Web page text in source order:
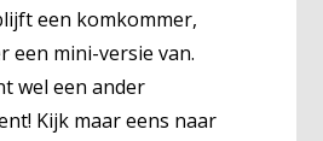
een komkommer,
een mini-versie van.
wel een ander
Kijk maar eens naar